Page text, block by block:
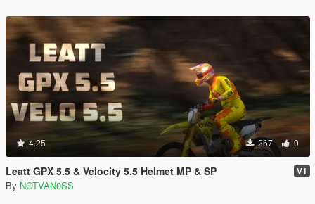
4.25 267 9
Leatt GPX 5.5 & Velocity 5.5 Helmet MP & SP V1
By NOTVAN0SS